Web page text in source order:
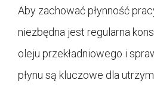
Aby zachować płynność
niezbędna jest regularna
oleju przekładniowego i
płynu są kluczowe dla